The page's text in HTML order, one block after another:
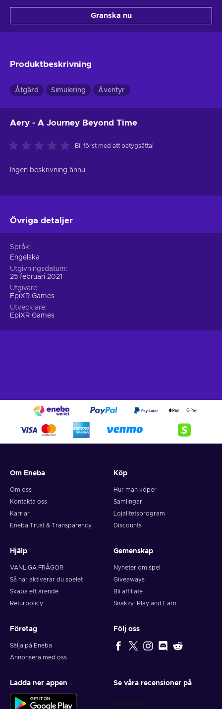
Granska nu
Produktbeskrivning
Åtgärd Simulering Äventyr
Aery - A Journey Beyond Time
Bli först med att betygsätta!
Ingen beskrivning ännu
Övriga detaljer
Språk
Engelska
Utgivningsdatum
25 februari 2021
Utgivare
EpiXR Games
Utvecklare
EpiXR Games
Om Eneba
Om oss
Kontakta oss
Karriär
Eneba Trust & Transparency
Köp
Hur man köper
Samlingar
Lojalitetsprogram
Discounts
Hjälp
VANLIGA FRÅGOR
Så här aktiverar du spelet
Skapa ett ärende
Returpolicy
Gemenskap
Nyheter om spel
Giveaways
Bli affiliate
Snakzy: Play and Earn
Företag
Sälja på Eneba
Annonsera med oss
Följ oss
Ladda ner appen Se våra recensioner på